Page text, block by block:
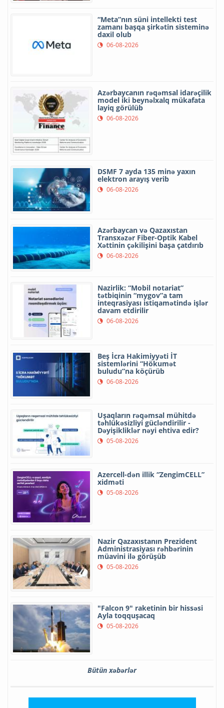
“Meta”nın süni intellekti test
zamanı başqa şirkətin sisteminə
daxil olub
06-08-2026
Azərbaycanın rəqəmsal idarəçilik
model iki beynəlxalq mükafata
layiq görülüb
06-08-2026
DSMF 7 ayda 135 minə yaxın
elektron arayış verib
06-08-2026
Azərbaycan və Qazaxıstan
Transxəzər Fiber-Optik Kabel
Xəttinin çəkilişini başa çatdırıb
06-08-2026
Nazirlik: “Mobil notariat”
tətbiqinin “mygov”a tam
inteqrasiyası istiqamətində işlər
davam etdirilir
06-08-2026
Beş İcra Hakimiyyəti İT
sistemlərini “Hökumət
buludu”na köçürüb
06-08-2026
Uşaqların rəqəmsal mühitdə
təhlükəsizliyi gücləndirilir -
Dəyişikliklər nəyi ehtiva edir?
05-08-2026
Azercell-dən illik “ZengimCELL”
xidməti
05-08-2026
Nazir Qazaxıstanın Prezident
Administrasiyası rəhbərinin
müavini ilə görüşüb
05-08-2026
"Falcon 9" raketinin bir hissəsi
Ayla toqquşacaq
05-08-2026
Bütün xəbərlər